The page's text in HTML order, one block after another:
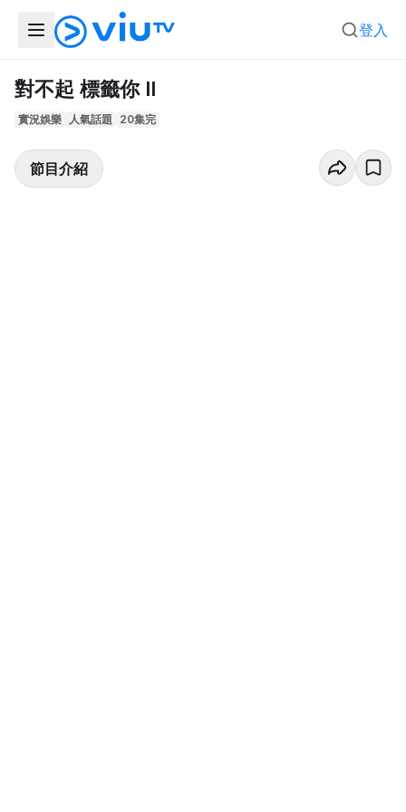
登入
對不起 標籤你 II
實況娛樂 人氣話題 20集完
節目介紹